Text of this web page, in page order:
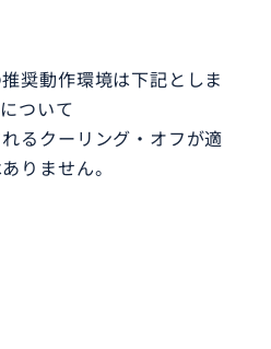
奨動作環境は下記としま
ついて
るクーリング・オフが適
りません。